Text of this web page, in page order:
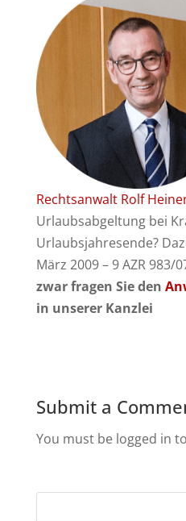
Rechtsanwalt Rolf
Urlaubsabgeltung bei
Urlaubsjahresende?
März 2009 – 9 AZR 983/
zwar fragen Sie den
in unserer Kanzlei
Submit a
You must be logged in